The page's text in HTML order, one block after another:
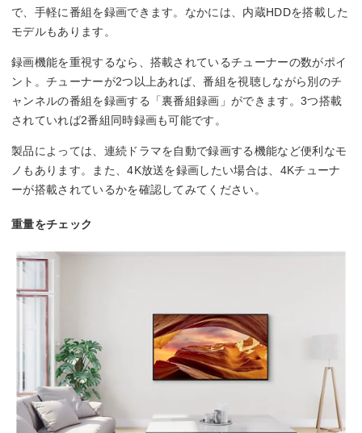
で、手軽に番組を録画できます。なかには、内蔵HDDを搭載した
モデルもあります。
録画機能を重視するなら、搭載されているチューナーの数がポイ
ント。チューナーが2つ以上あれば、番組を視聴しながら別のチ
ャンネルの番組を録画する「裏番組録画」ができます。3つ搭載
されていれば2番組同時録画も可能です。
製品によっては、連続ドラマを自動で録画する機能など便利なモ
ノもあります。また、4K放送を録画したい場合は、4Kチューナ
ーが搭載されているかを確認してみてください。
重量をチェック